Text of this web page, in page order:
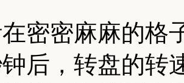
密密麻麻的格
钟后，转盘的转